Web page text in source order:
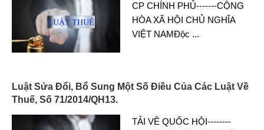
CP CHÍNH PHỦ-------CỘNG
HÒA XÃ HỘI CHỦ NGHĨA
VIỆT NAMĐộc ...
Luật Sửa Đổi, Bổ Sung Một Số Điều Của Các Luật Về
Thuế, Số 71/2014/QH13.
TẢI VỀ QUỐC HỘI--------